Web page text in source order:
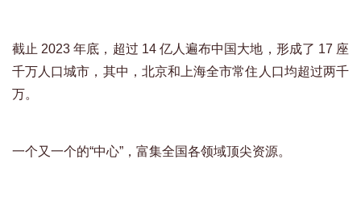
截止 2023 年底，超过 14 亿人遍布中国大地，形成了 17 座
千万人口城市，其中，北京和上海全市常住人口均超过两千
万。
一个又一个的“中心”，富集全国各领域顶尖资源。